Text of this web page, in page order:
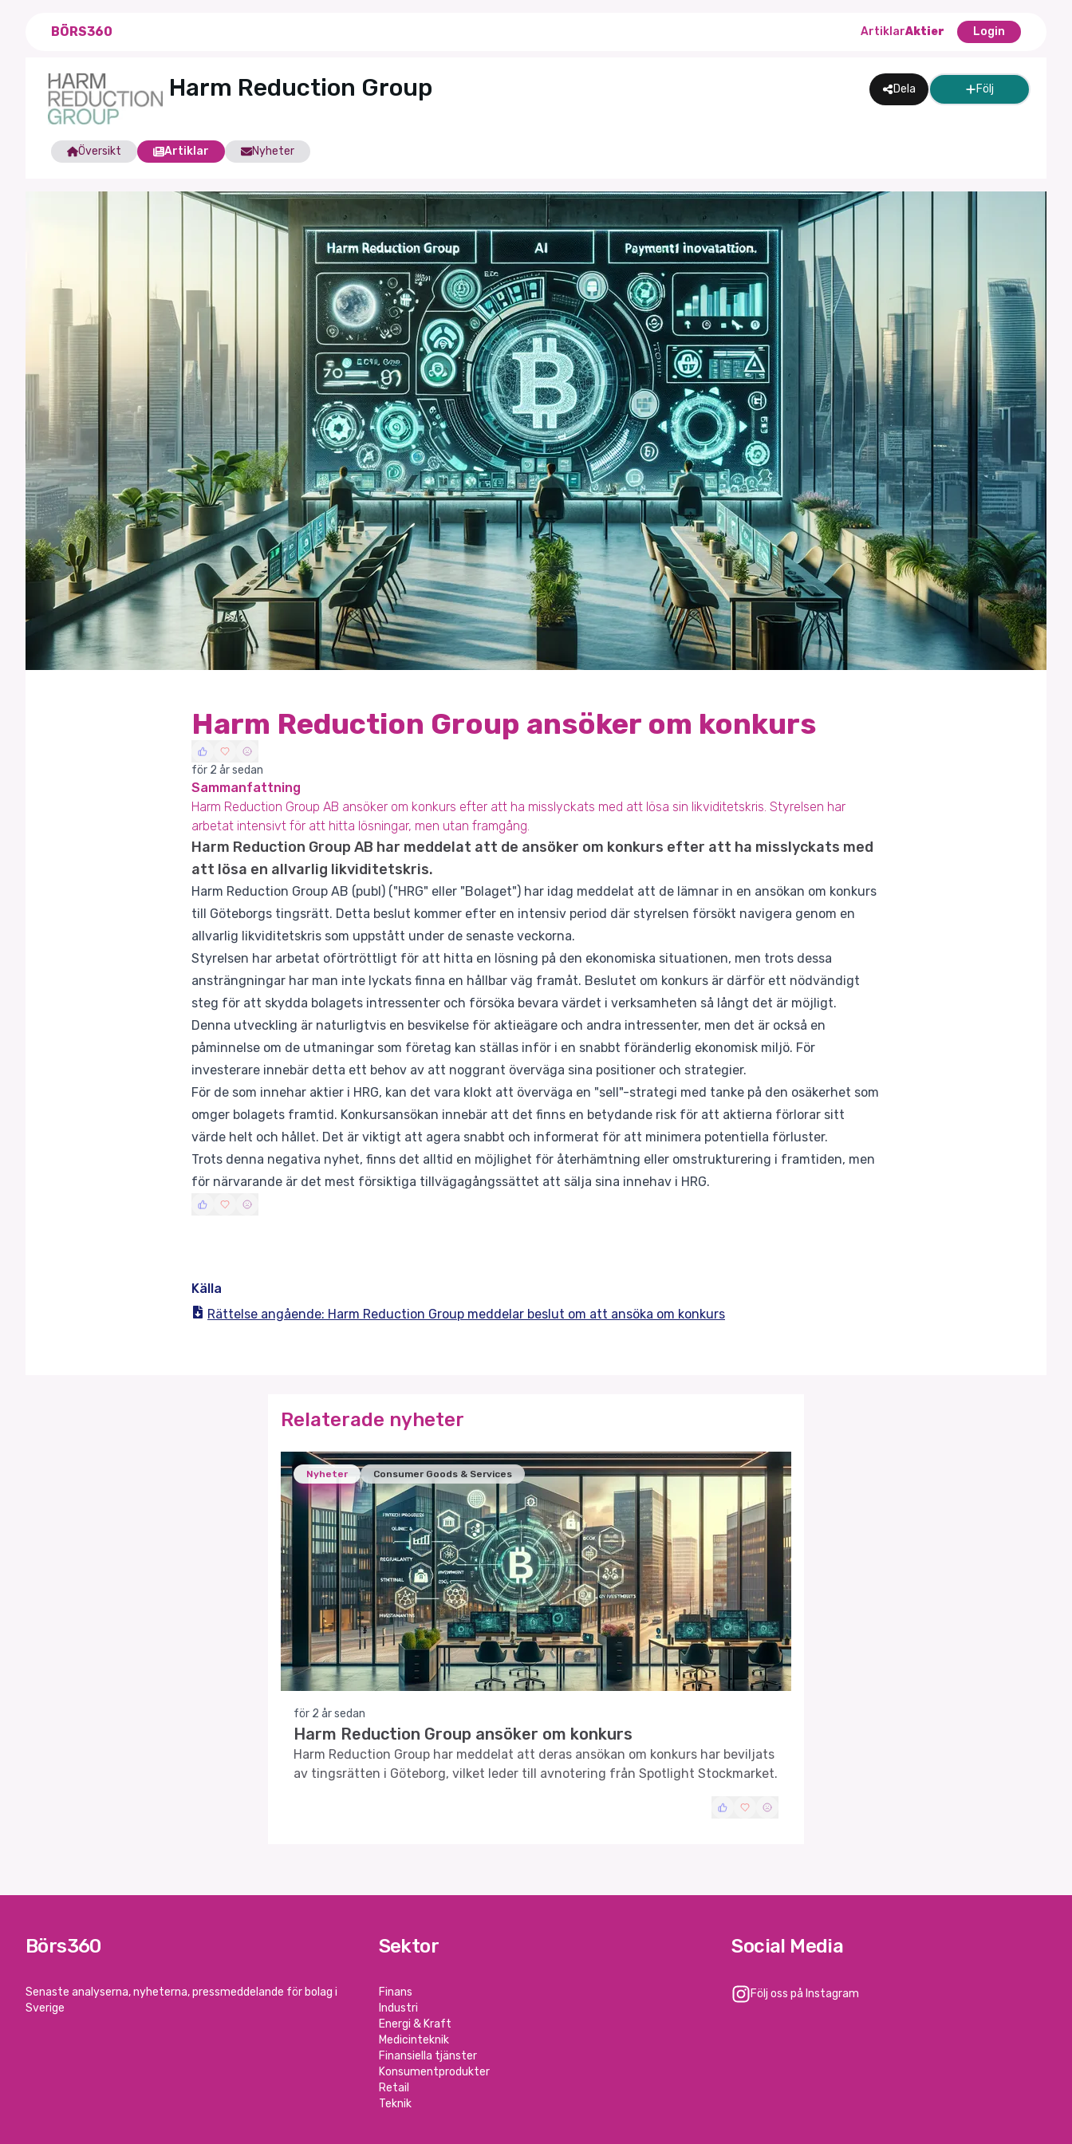
BÖRS360 ArtiklarAktier Login
Harm Reduction Group Dela Följ
Översikt Artiklar Nyheter
Harm Reduction Group ansöker om konkurs
för 2 år sedan
Sammanfattning
Harm Reduction Group AB ansöker om konkurs efter att ha misslyckats med att lösa sin likviditetskris. Styrelsen har
arbetat intensivt för att hitta lösningar, men utan framgång.
Harm Reduction Group AB har meddelat att de ansöker om konkurs efter att ha misslyckats med
att lösa en allvarlig likviditetskris.
Harm Reduction Group AB (publ) ("HRG" eller "Bolaget") har idag meddelat att de lämnar in en ansökan om konkurs
till Göteborgs tingsrätt. Detta beslut kommer efter en intensiv period där styrelsen försökt navigera genom en
allvarlig likviditetskris som uppstått under de senaste veckorna.
Styrelsen har arbetat oförtröttligt för att hitta en lösning på den ekonomiska situationen, men trots dessa
ansträngningar har man inte lyckats finna en hållbar väg framåt. Beslutet om konkurs är därför ett nödvändigt
steg för att skydda bolagets intressenter och försöka bevara värdet i verksamheten så långt det är möjligt.
Denna utveckling är naturligtvis en besvikelse för aktieägare och andra intressenter, men det är också en
påminnelse om de utmaningar som företag kan ställas inför i en snabbt föränderlig ekonomisk miljö. För
investerare innebär detta ett behov av att noggrant överväga sina positioner och strategier.
För de som innehar aktier i HRG, kan det vara klokt att överväga en "sell"-strategi med tanke på den osäkerhet som
omger bolagets framtid. Konkursansökan innebär att det finns en betydande risk för att aktierna förlorar sitt
värde helt och hållet. Det är viktigt att agera snabbt och informerat för att minimera potentiella förluster.
Trots denna negativa nyhet, finns det alltid en möjlighet för återhämtning eller omstrukturering i framtiden, men
för närvarande är det mest försiktiga tillvägagångssättet att sälja sina innehav i HRG.
Källa
Rättelse angående: Harm Reduction Group meddelar beslut om att ansöka om konkurs
Relaterade nyheter
Nyheter Consumer Goods & Services
för 2 år sedan
Harm Reduction Group ansöker om konkurs
Harm Reduction Group har meddelat att deras ansökan om konkurs har beviljats
av tingsrätten i Göteborg, vilket leder till avnotering från Spotlight Stockmarket.
Börs360
Senaste analyserna, nyheterna, pressmeddelande för bolag i
Sverige
Sektor
Finans
Industri
Energi & Kraft
Medicinteknik
Finansiella tjänster
Konsumentprodukter
Retail
Teknik
Social Media
Följ oss på Instagram